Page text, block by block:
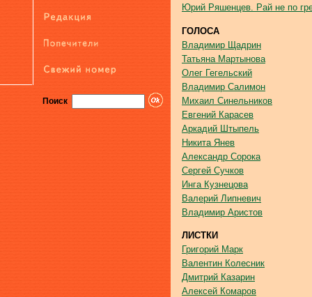
Поиск
Юрий Ряшенцев. Рай не по
ГОЛОСА
Владимир Щадрин
Татьяна Мартынова
Олег Гегельский
Владимир Салимон
Михаил Синельников
Евгений Карасев
Аркадий Штыпель
Никита Янев
Александр Сорока
Сергей Сучков
Инга Кузнецова
Валерий Липневич
Владимир Аристов
ЛИСТКИ
Григорий Марк
Валентин Колесник
Дмитрий Казарин
Алексей Комаров